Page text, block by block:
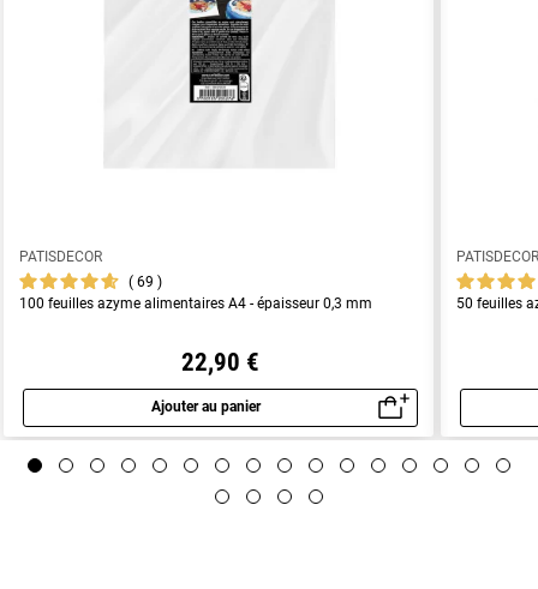
PATISDECOR
69
100 feuilles azyme alimentaires A4 - épaisseur 0,3 mm
22,90 €
Ajouter au panier
Aperçu rapide
50 feuilles